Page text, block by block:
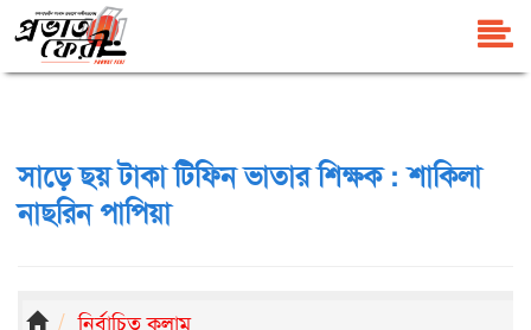
সাড়ে ছয় টাকা টিফিন ভাতার শিক্ষক : শাকিলা
নাছরিন পাপিয়া
নির্বাচিত কলাম